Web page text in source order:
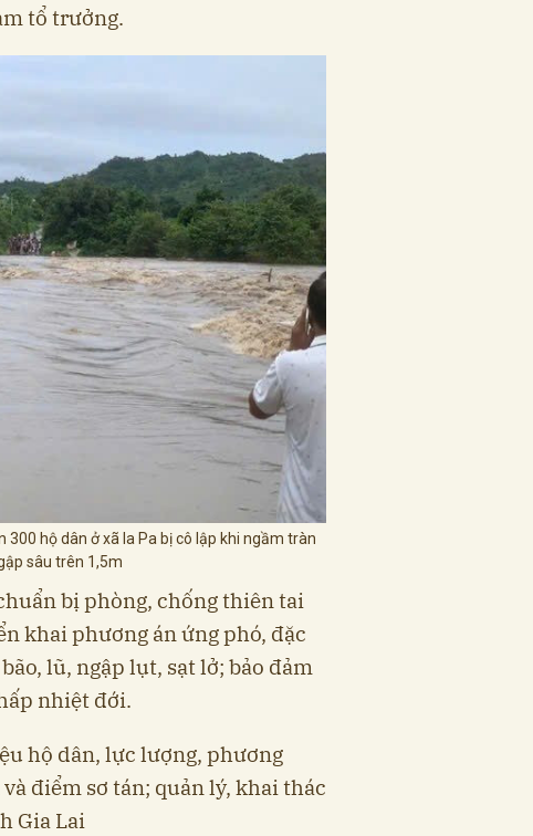
tổ trưởng.
hộ dân ở xã Ia Pa bị cô lập khi ngầm tràn
sâu trên 1,5m
bị phòng, chống thiên tai
khai phương án ứng phó, đặc
lũ, ngập lụt, sạt lở; bảo đảm
nhiệt đới.
hộ dân, lực lượng, phương
điểm sơ tán; quản lý, khai thác
Gia Lai